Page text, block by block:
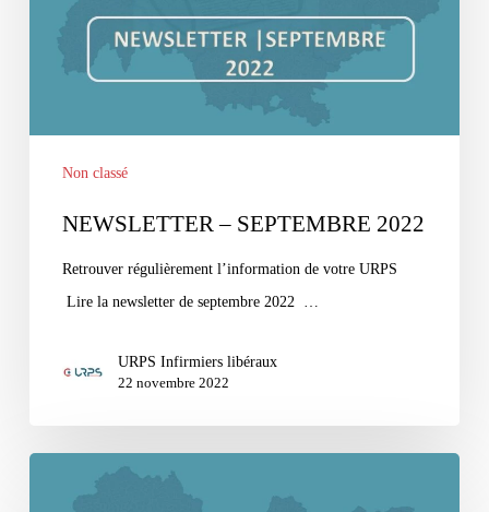
Non classé
NEWSLETTER – SEPTEMBRE 2022
Retrouver régulièrement l’information de votre URPS
Lire la newsletter de septembre 2022 …
URPS Infirmiers libéraux
22 novembre 2022
NEWSLETTER
D’ETE